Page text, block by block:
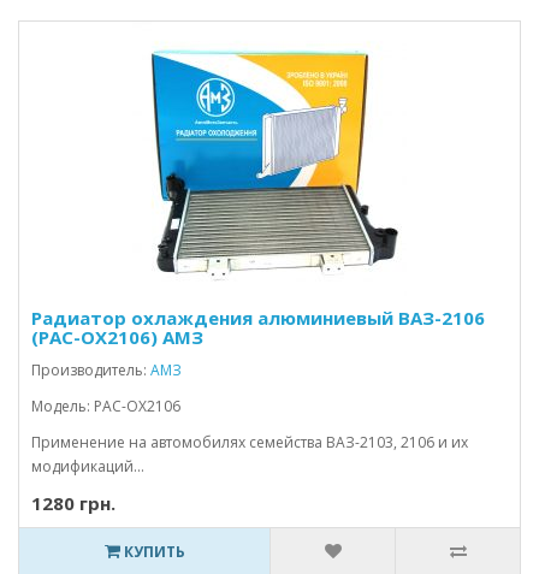
Радиатор охлаждения алюминиевый ВАЗ-2106
(PAC-OX2106) АМЗ
Производитель: АМЗ
Модель: PAC-OX2106
Применение на автомобилях семейства ВАЗ-2103, 2106 и их
модификаций...
1280 грн.
КУПИТЬ